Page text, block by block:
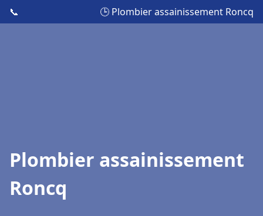
📞 🕒 Plombier assainissement Roncq
Plombier assainissement
Roncq